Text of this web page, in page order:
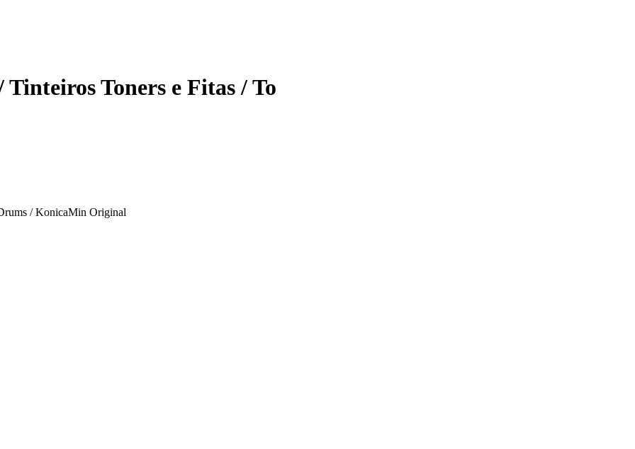
Toners e Fitas / To
/ KonicaMin Original